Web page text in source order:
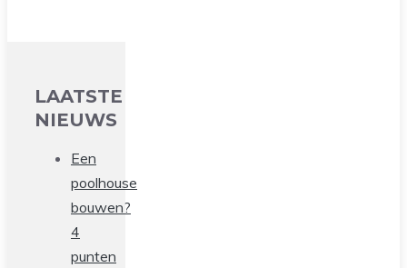
LAATSTE
NIEUWS
Een
poolhouse
bouwen?
4
punten